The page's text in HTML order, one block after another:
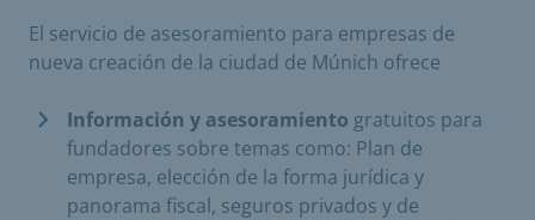
El servicio de asesoramiento para empresas de
nueva creación de la ciudad de Múnich ofrece
Información y asesoramiento gratuitos para
fundadores sobre temas como: Plan de
empresa, elección de la forma jurídica y
panorama fiscal, seguros privados y de